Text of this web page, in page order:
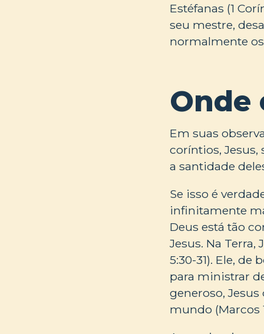
Estéfanas (1
seu mestre,
normalmente
Onde
Em suas
coríntios,
a santidade
Se isso é
infinitamente
Deus está tão
Jesus. Na
5:30-31). Ele,
para ministrar
generoso,
mundo (Marcos